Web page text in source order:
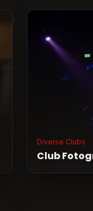
Diverse Clubs
Club